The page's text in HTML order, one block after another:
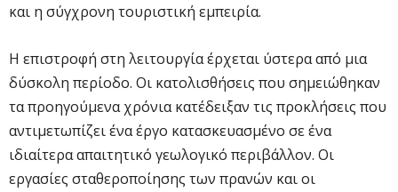
και η σύγχρονη τουριστική εμπειρία.
Η επιστροφή στη λειτουργία έρχεται ύστερα από μια
δύσκολη περίοδο. Οι κατολισθήσεις που σημειώθηκαν
τα προηγούμενα χρόνια κατέδειξαν τις προκλήσεις που
αντιμετωπίζει ένα έργο κατασκευασμένο σε ένα
ιδιαίτερα απαιτητικό γεωλογικό περιβάλλον. Οι
εργασίες σταθεροποίησης των πρανών και οι